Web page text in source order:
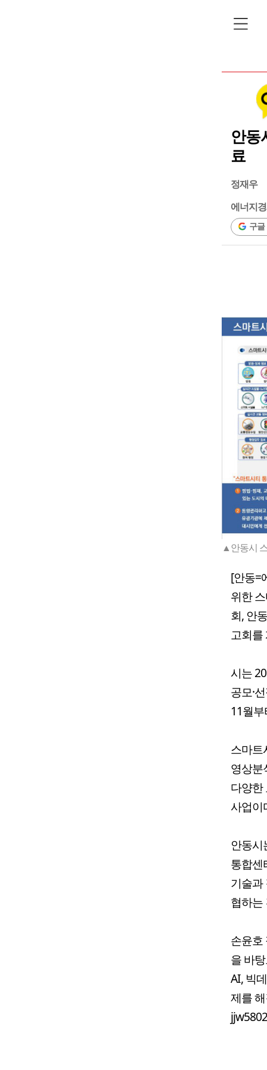
안동
료
정재우
에너지
구글
▲안동시
[안동=
위한
회, 안
고회를
시는
공모·
11월
스마트
영상분
다양한
사업이
안동시
통합센
기술과
협하는
손윤호
을 바
AI, 빅
제를